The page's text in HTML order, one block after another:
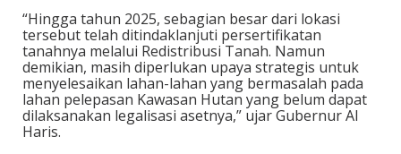
“Hingga tahun 2025, sebagian besar dari lokasi
tersebut telah ditindaklanjuti persertifikatan
tanahnya melalui Redistribusi Tanah. Namun
demikian, masih diperlukan upaya strategis untuk
menyelesaikan lahan-lahan yang bermasalah pada
lahan pelepasan Kawasan Hutan yang belum dapat
dilaksanakan legalisasi asetnya,” ujar Gubernur Al
Haris.